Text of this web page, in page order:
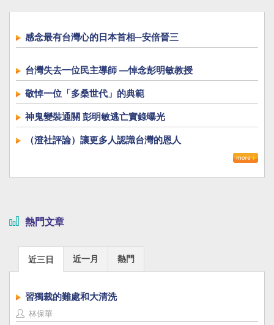
感念最有台灣心的日本首相─安倍晉三
台灣失去一位民主導師 —悼念彭明敏教授
敬悼一位「多桑世代」的典範
神鬼變裝通關 彭明敏逃亡實錄曝光
（澄社評論）讓更多人認識台灣的恩人
熱門文章
近三日 近一月 熱門
習獨裁的難處和大清洗
林保華